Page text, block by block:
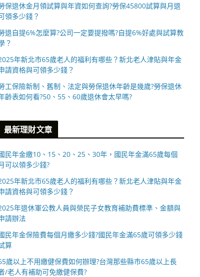
保退休金月領試算與年資如何查詢?勞保45800試算與月退
領多少錢？
退自提6%怎麼算?公司一定要提撥嗎?自提6%好處與試算教
？
年新北市65歲老人的福利有哪些？新北老人津貼與年金
請資格與可領多少錢？
工保險新制、舊制、法定與勞保退休年齡是幾歲?勞保退休
齡表如何看?50、55、60歲退休會太早嗎?
最新理財文章
民年金繳10、15、20、25、30年，國民年金滿65歲每個
可以領多少錢?
年新北市65歲老人的福利有哪些？新北老人津貼與年金
請資格與可領多少錢？
年退休軍公教人員與榮民子女教育補助費標準、金額與
請辦法
民年金保險費每個月繳多少錢?國民年金滿65歲可領多少錢
算
歲以上不用繳健保費如何辦理?台灣那些縣市65歲以上長
/老人有補助可免繳健保費?